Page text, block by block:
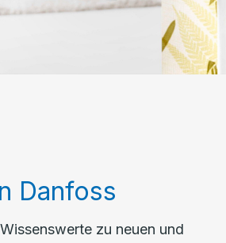
Danfoss
zu neuen und